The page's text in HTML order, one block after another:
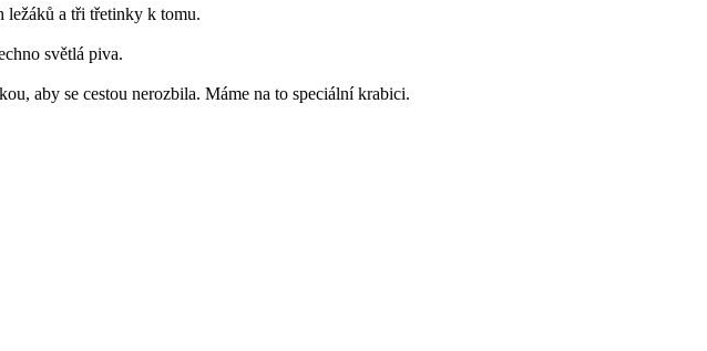
a tři třetinky k tomu.
světlá piva.
aby se cestou nerozbila. Máme na to speciální krabici.